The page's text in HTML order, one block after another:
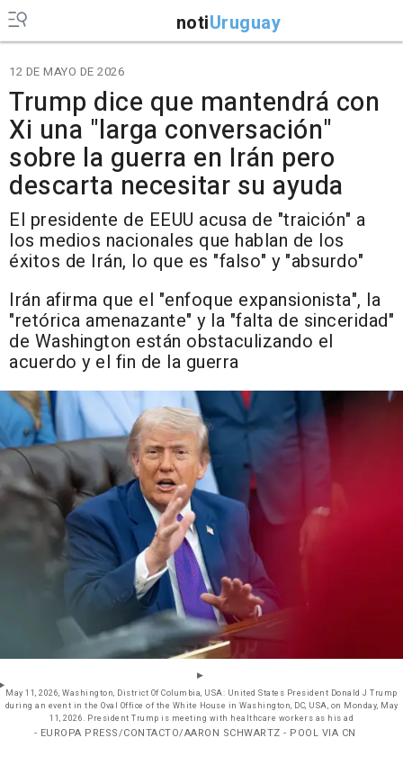
notiUruguay
12 DE MAYO DE 2026
Trump dice que mantendrá con
Xi una "larga conversación"
sobre la guerra en Irán pero
descarta necesitar su ayuda
El presidente de EEUU acusa de "traición" a
los medios nacionales que hablan de los
éxitos de Irán, lo que es "falso" y "absurdo"
Irán afirma que el "enfoque expansionista", la
"retórica amenazante" y la "falta de sinceridad"
de Washington están obstaculizando el
acuerdo y el fin de la guerra
May 11, 2026, Washington, District Of Columbia, USA: United States President Donald J Trump
during an event in the Oval Office of the White House in Washington, DC, USA, on Monday, May
11, 2026. President Trump is meeting with healthcare workers as his ad
- EUROPA PRESS/CONTACTO/AARON SCHWARTZ - POOL VIA CN